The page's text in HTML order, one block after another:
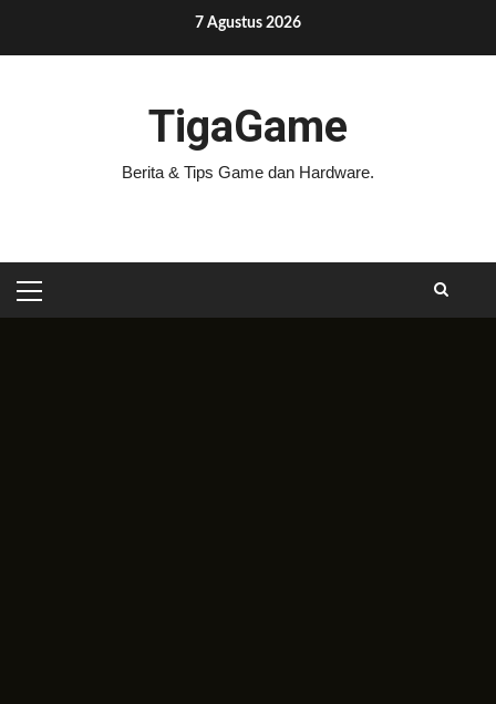
content
7 Agustus 2026
TigaGame
Berita & Tips Game dan Hardware.
PRIMARY
MENU